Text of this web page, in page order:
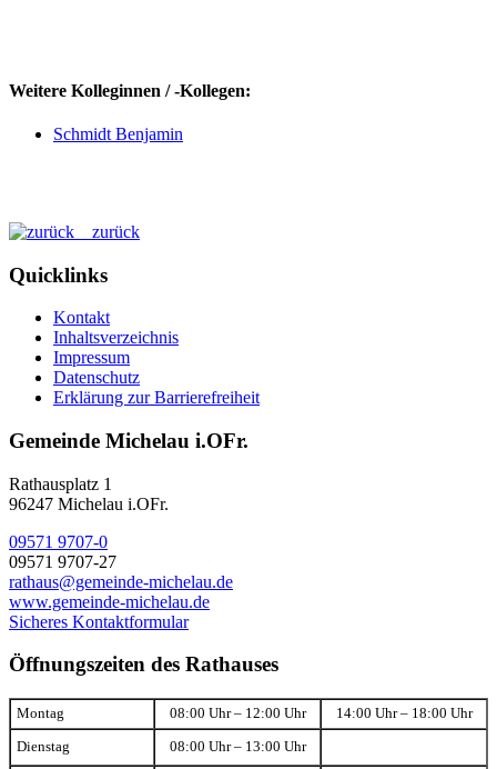
Weitere Kolleginnen / -Kollegen:
Schmidt Benjamin
zurück
Quicklinks
Kontakt
Inhaltsverzeichnis
Impressum
Datenschutz
Erklärung zur Barrierefreiheit
Gemeinde Michelau i.OFr.
Rathausplatz 1
96247 Michelau i.OFr.
09571 9707-0
09571 9707-27
rathaus@gemeinde-michelau.de
www.gemeinde-michelau.de
Sicheres Kontaktformular
Öffnungszeiten des Rathauses
Montag 08:00 Uhr – 12:00 Uhr 14:00 Uhr – 18:00 Uhr
Dienstag 08:00 Uhr – 13:00 Uhr